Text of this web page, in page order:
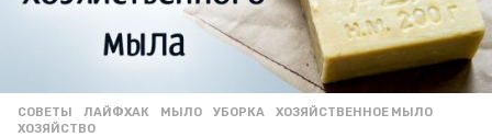
СОВЕТЫ ЛАЙФХАК ,МЫЛО ,УБОРКА ,ХОЗЯЙСТВЕННОЕ МЫЛО
ХОЗЯЙСТВО